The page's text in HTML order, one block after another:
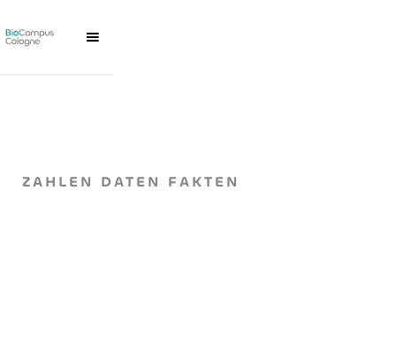
ZAHLEN DATEN FAKTEN